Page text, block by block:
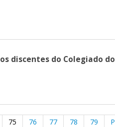
discentes do Colegiado
75 76 77 78 79